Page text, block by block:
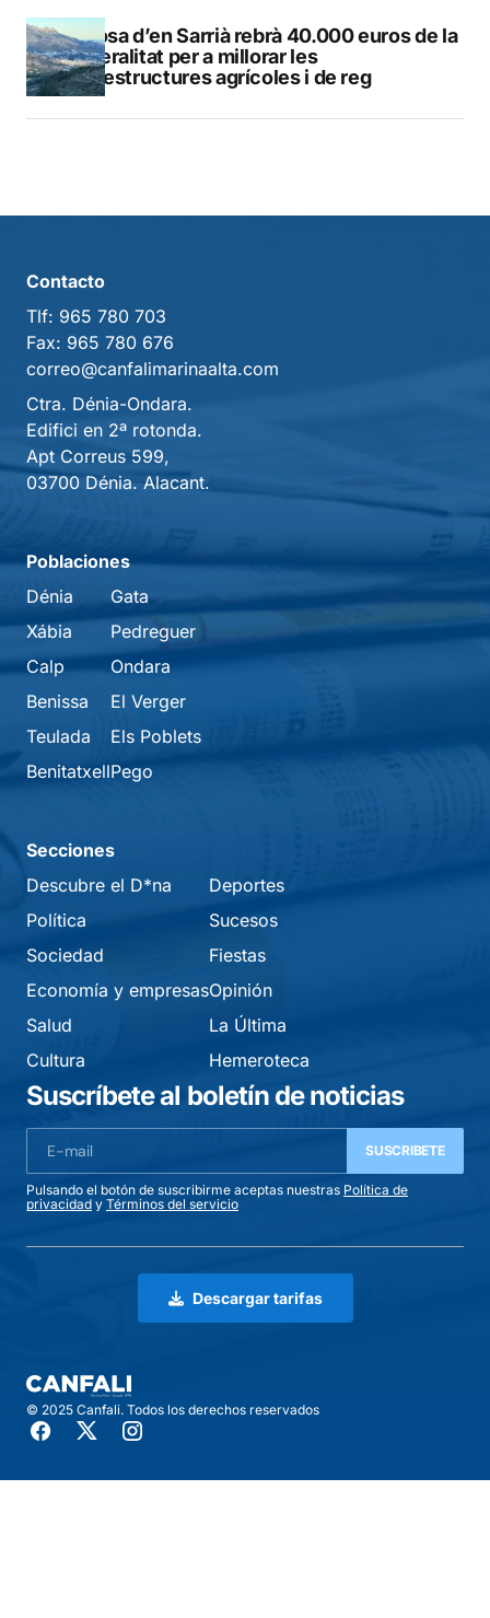
Callosa d’en Sarrià rebrà 40.000 euros de la
Generalitat per a millorar les
infraestructures agrícoles i de reg
Contacto
Tlf: 965 780 703
Fax: 965 780 676
correo@canfalimarinaalta.com
Ctra. Dénia-Ondara.
Edifici en 2ª rotonda.
Apt Correus 599,
03700 Dénia. Alacant.
Poblaciones
Dénia
Xábia
Calp
Benissa
Teulada
Benitatxell
Gata
Pedreguer
Ondara
El Verger
Els Poblets
Pego
Secciones
Descubre el D*na
Política
Sociedad
Economía y empresas
Salud
Cultura
Deportes
Sucesos
Fiestas
Opinión
La Última
Hemeroteca
Suscríbete al boletín de noticias
SUSCRIBETE
Pulsando el botón de suscribirme aceptas nuestras Política de
privacidad y Términos del servicio
Descargar tarifas
© 2025 Canfali. Todos los derechos reservados